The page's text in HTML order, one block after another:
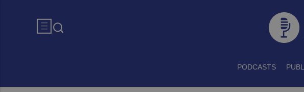
PODCASTS